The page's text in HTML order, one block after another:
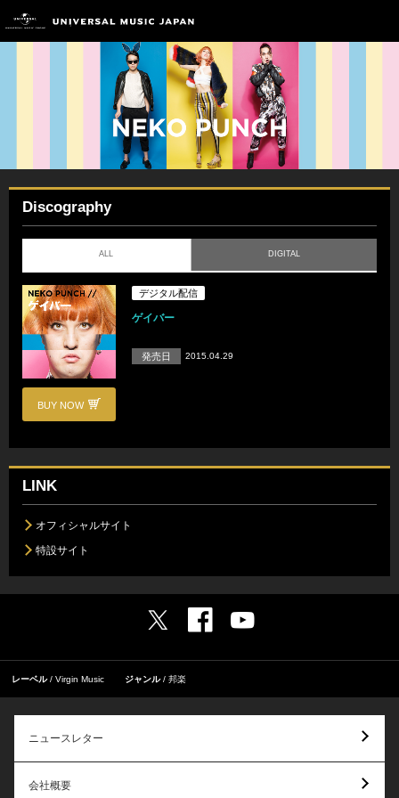
Discography
ALL DIGITAL
BUY NOW
デジタル配信
ゲイバー
発売日 2015.04.29
LINK
オフィシャルサイト
特設サイト
レーベル Virgin Music ジャンル 邦楽
ニュースレター
会社概要